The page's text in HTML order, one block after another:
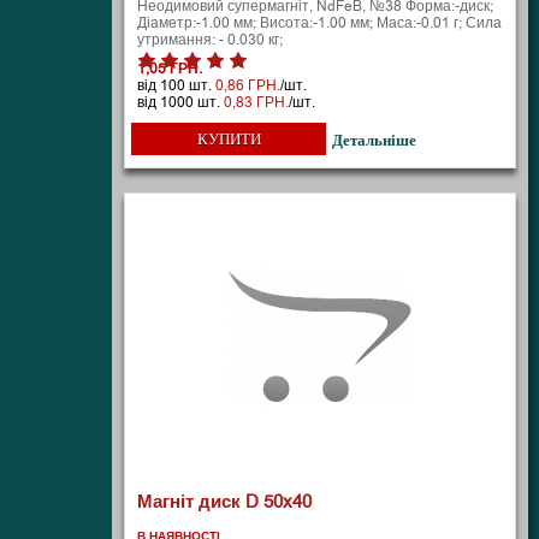
Неодимовий супермагніт, NdFeB, №38 Форма:-диск;
Діаметр:-1.00 мм; Висота:-1.00 мм; Маса:-0.01 г; Сила
утримання: - 0.030 кг;
1,05 ГРН.
від 100 шт.0,86 ГРН./шт.
від 1000 шт.0,83 ГРН./шт.
КУПИТИ Детальніше
Магніт диск D 50x40